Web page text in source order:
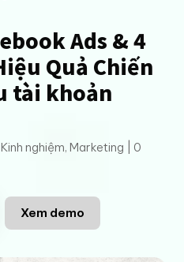
Ads & 4
Quả Chiến
tài khoản
Kinh nghiệm,Marketing
0
Xem demo